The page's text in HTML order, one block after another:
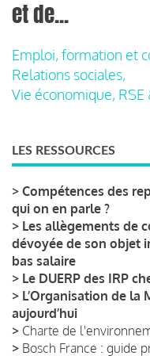
et de...
Emploi, formation et
Relations sociales,
Vie économique,
LES RESSOURCES
> Compétences des
qui on en parle ?
> Les allègements de
dévoyée de son objet
bas salaire
> Le DUERP des IRP
> L’Organisation de la
aujourd’hui
> Charte de
> Bosch France : guide